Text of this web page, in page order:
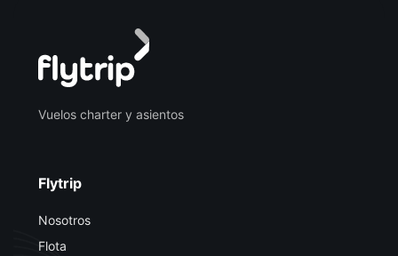
Vuelos charter y asientos
Flytrip
Nosotros
Flota